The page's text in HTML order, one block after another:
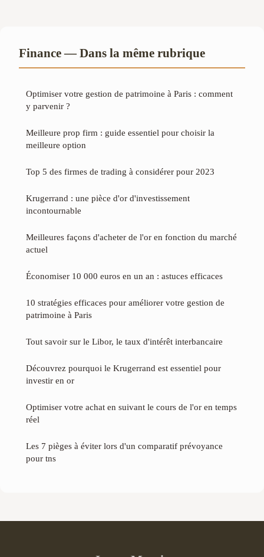
Finance — Dans la même rubrique
Optimiser votre gestion de patrimoine à Paris : comment
y parvenir ?
Meilleure prop firm : guide essentiel pour choisir la
meilleure option
Top 5 des firmes de trading à considérer pour 2023
Krugerrand : une pièce d'or d'investissement
incontournable
Meilleures façons d'acheter de l'or en fonction du marché
actuel
Économiser 10 000 euros en un an : astuces efficaces
10 stratégies efficaces pour améliorer votre gestion de
patrimoine à Paris
Tout savoir sur le Libor, le taux d'intérêt interbancaire
Découvrez pourquoi le Krugerrand est essentiel pour
investir en or
Optimiser votre achat en suivant le cours de l'or en temps
réel
Les 7 pièges à éviter lors d'un comparatif prévoyance
pour tns